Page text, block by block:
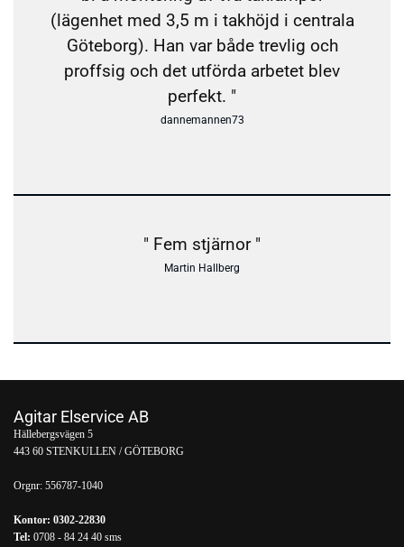
(lägenhet med 3,5 m i takhöjd i centrala
Göteborg). Han var både trevlig och
proffsig och det utförda arbetet blev
perfekt. "
dannemannen73
" Fem stjärnor "
Martin Hallberg
Agitar Elservice AB
Hällebergsvägen 5
443 60 STENKULLEN / GÖTEBORG
Orgnr: 556787-1040
Kontor: 0302-22830
Tel: 0708 - 84 24 40 sms